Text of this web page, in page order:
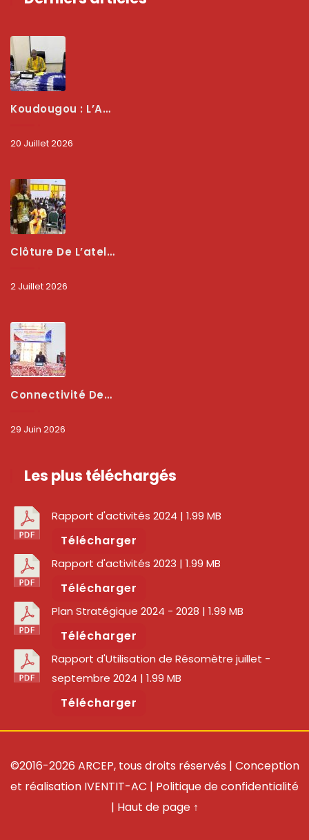
Koudougou : L’ARCEP Renforce Le Dialogue Avec Les Associations De Consommateurs Pour Mieux Protéger Les Usagers
20 Juillet 2026
Clôture De L’atelier National : L’ARCEP Et Les Collectivités Territoriales Consolident Leur Partenariat Pour Booster La Qualité Des Services Numériques
2 Juillet 2026
Connectivité Des Territoires : L’ARCEP Et Les Collectivités Territoriales Scellent Un Pacte Stratégique À Bobo-Dioulasso Pour Booster La Qualité Des Réseaux
29 Juin 2026
Les plus téléchargés
Rapport d'activités 2024 | 1.99 MB
Télécharger
Rapport d'activités 2023 | 1.99 MB
Télécharger
Plan Stratégique 2024 - 2028 | 1.99 MB
Télécharger
Rapport d'Utilisation de Résomètre juillet -
septembre 2024 | 1.99 MB
Télécharger
©2016-2026 ARCEP, tous droits réservés | Conception
et réalisation IVENTIT-AC | Politique de confidentialité
| Haut de page ↑